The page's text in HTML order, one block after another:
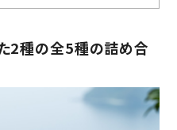
2種の全5種の詰め合